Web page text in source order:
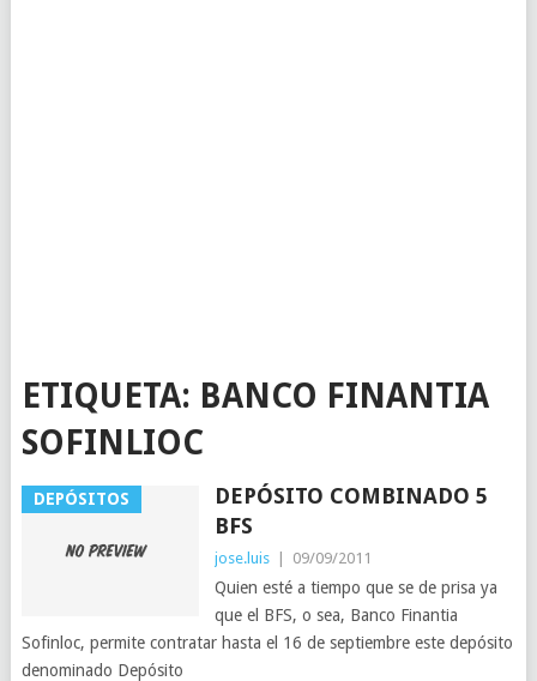
ETIQUETA: BANCO FINANTIA
SOFINLIOC
DEPÓSITOS
DEPÓSITO COMBINADO 5
BFS
jose.luis 09/09/2011
Quien esté a tiempo que se de prisa ya
que el BFS, o sea, Banco Finantia
Sofinloc, permite contratar hasta el 16 de septiembre este depósito
denominado Depósito